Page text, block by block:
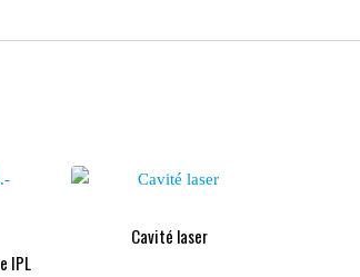
IPL
Cavité laser